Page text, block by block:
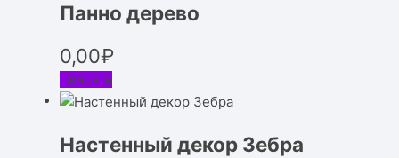
Панно дерево
0,00₽
Скачать
Настенный декор Зебра